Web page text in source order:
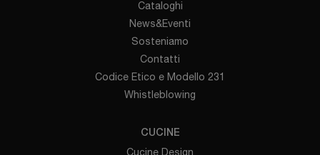
Cataloghi
News&Eventi
Sosteniamo
Contatti
Codice Etico e Modello 231
Whistleblowing
CUCINE
Cucine Design